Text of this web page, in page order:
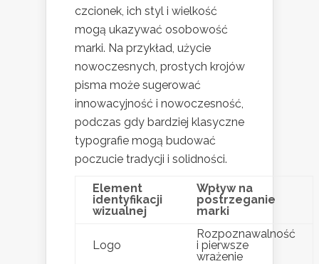
czcionek, ich styl i wielkość
mogą ukazywać osobowość
marki. Na przykład, użycie
nowoczesnych, prostych krojów
pisma może sugerować
innowacyjność i nowoczesność,
podczas gdy bardziej klasyczne
typografie mogą budować
poczucie tradycji i solidności.
Element
identyfikacji
wizualnej
Wpływ na
postrzeganie
marki
Logo
Rozpoznawalność
i pierwsze
wrażenie